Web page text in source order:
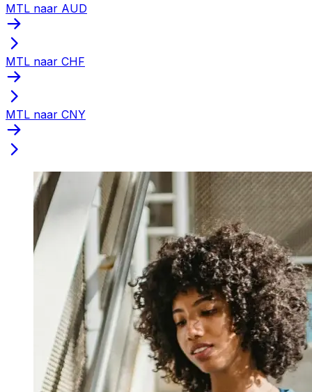
MTL naar AUD
MTL naar CHF
MTL naar CNY